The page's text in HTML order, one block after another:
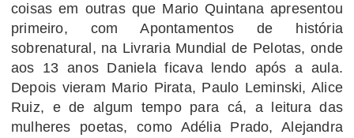
coisas em outras que Mario Quintana apresentou
primeiro, com Apontamentos de história
sobrenatural, na Livraria Mundial de Pelotas, onde
aos 13 anos Daniela ficava lendo após a aula.
Depois vieram Mario Pirata, Paulo Leminski, Alice
Ruiz, e de algum tempo para cá, a leitura das
mulheres poetas, como Adélia Prado, Alejandra